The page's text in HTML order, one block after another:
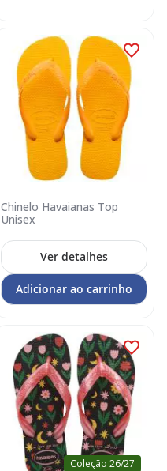
Chinelo Havaianas Top
Unisex
Ver detalhes
Adicionar ao carrinho
Coleção 26/27